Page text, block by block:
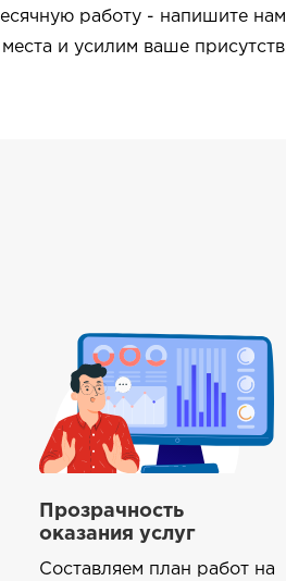
работу - напишите
и усилим ваше
Прозрачность
оказания услуг
Составляем план работ на